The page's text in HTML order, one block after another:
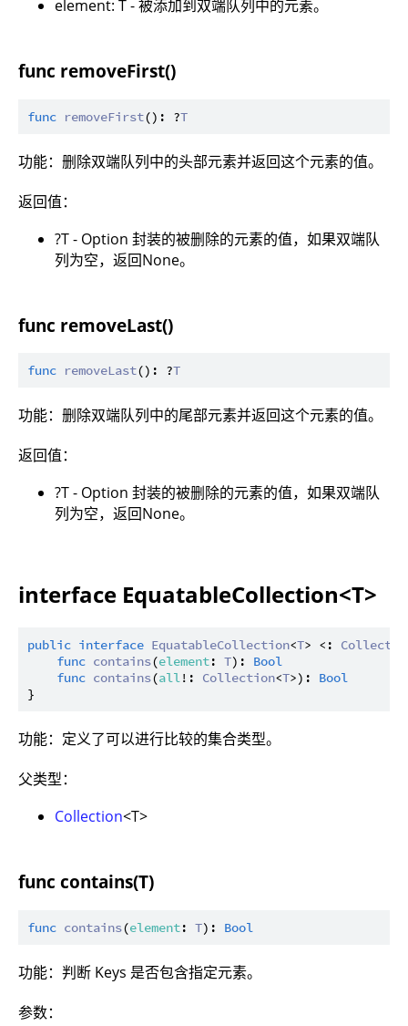
element: T - 被添加到双端队列中的元素。
func removeFirst()
func removeFirst(): ?T
功能：删除双端队列中的头部元素并返回这个元素的值。
返回值：
?T - Option 封装的被删除的元素的值，如果双端队
列为空，返回None。
func removeLast()
func removeLast(): ?T
功能：删除双端队列中的尾部元素并返回这个元素的值。
返回值：
?T - Option 封装的被删除的元素的值，如果双端队
列为空，返回None。
interface EquatableCollection<T>
public interface EquatableCollection<T> <:
func contains(element: T): Bool
func contains(all!: Collection<T>): Bool
功能：定义了可以进行比较的集合类型。
父类型：
Collection<T>
func contains(T)
func contains(element: T): Bool
功能：判断 Keys 是否包含指定元素。
参数：